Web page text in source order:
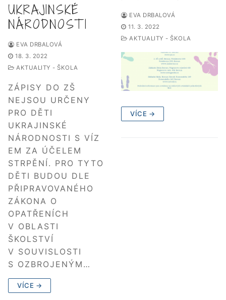
UKRAJINSKÉ
NÁRODNOSTI
EVA DRBALOVÁ
18. 3. 2022
AKTUALITY - ŠKOLA
ZÁPISY DO ZŠ
NEJSOU URČENY
PRO DĚTI
UKRAJINSKÉ
NÁRODNOSTI S VÍZ
EM ZA ÚČELEM
STRPĚNÍ. PRO TYTO
DĚTI BUDOU DLE
PŘIPRAVOVANÉHO
ZÁKONA O
OPATŘENÍCH
V OBLASTI
ŠKOLSTVÍ
V SOUVISLOSTI
S OZBROJENÝM…
VÍCE →
EVA DRBALOVÁ
11. 3. 2022
AKTUALITY - ŠKOLA
VÍCE →